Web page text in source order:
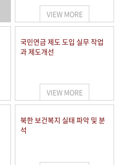
VIEW MORE
국민연금 제도 도입 실무 작업
과 제도개선
VIEW MORE
북한 보건복지 실태 파악 및 분
석